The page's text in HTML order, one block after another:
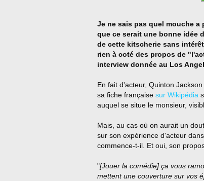
Je ne sais pas quel mouche
que ce serait une bonne idée
de cette kitscherie sans
rien à coté des propos de
interview donnée au Los
En fait d'acteur, Quinton
sa fiche française sur Wikipédia
auquel se situe le monsieur,
Mais, au cas où on aurait un
sur son expérience d'acteur
commence-t-il. Et oui, son
"[Jouer la comédie] ça vous
mettent une couverture sur vos